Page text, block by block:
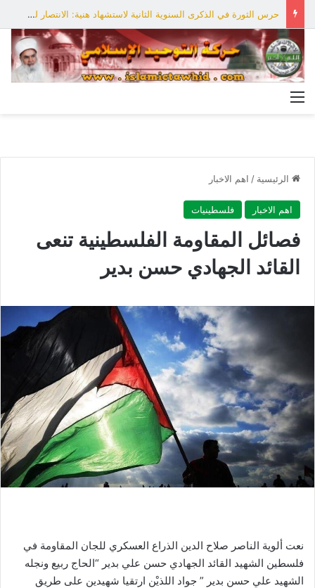
حرس الثورة في الذكرى السنوية الثانية لاستشهاد هنية: الانتصار لفلسطين أقرب
الرئيسية / اهم الاخبار
اهم الاخبار فلسطينيات
فصائل المقاومة الفلسطينية تنعى
القائد الجهادي حسن بدير
نعت ألوية الناصر صلاح الدين الذراع العسكري للجان المقاومة في
فلسطين الشهيد القائد الجهادي حسن علي بدير “الحاج ربيع ونجله
الشهيد علي حسن بدير ” جواد اللذيْن ارتقيا شهيدين على طريق